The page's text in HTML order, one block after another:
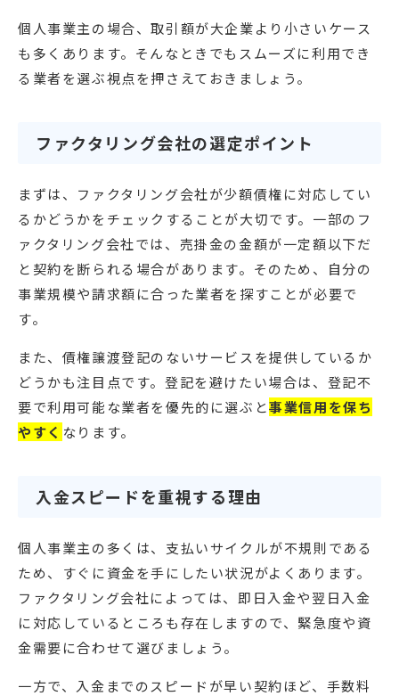
個人事業主の場合、取引額が大企業より小さいケース
も多くあります。そんなときでもスムーズに利用でき
る業者を選ぶ視点を押さえておきましょう。
ファクタリング会社の選定ポイント
まずは、ファクタリング会社が少額債権に対応してい
るかどうかをチェックすることが大切です。一部のフ
ァクタリング会社では、売掛金の金額が一定額以下だ
と契約を断られる場合があります。そのため、自分の
事業規模や請求額に合った業者を探すことが必要で
す。
また、債権譲渡登記のないサービスを提供しているか
どうかも注目点です。登記を避けたい場合は、登記不
要で利用可能な業者を優先的に選ぶと事業信用を保ち
やすく なります。
入金スピードを重視する理由
個人事業主の多くは、支払いサイクルが不規則である
ため、すぐに資金を手にしたい状況がよくあります。
ファクタリング会社によっては、即日入金や翌日入金
に対応しているところも存在しますので、緊急度や資
金需要に合わせて選びましょう。
一方で、入金までのスピードが早い契約ほど、手数料